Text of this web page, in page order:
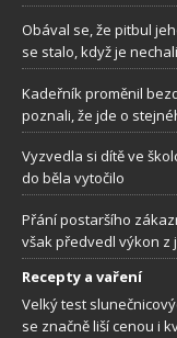
Obával se, že pitbul
se stalo, když je
Kadeřník proměnil
poznali, že jde o
Vyzvedla si dítě ve
do běla vytočilo
Přání postaršího
však předvedl výkon z
Recepty a vaření
Velký test
se značně liší cenou i